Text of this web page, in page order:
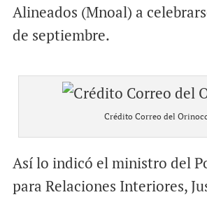
Alineados (Mnoal) a
de septiembre.
Crédito Correo del
Así lo indicó el ministro del
para Relaciones Interiores,